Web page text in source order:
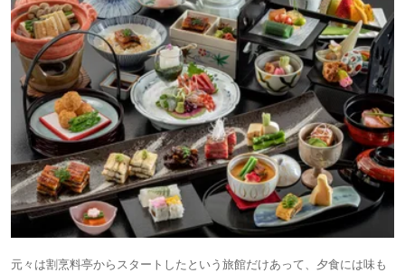
元々は割烹料亭からスタートしたという旅館だけあって、夕食には味も